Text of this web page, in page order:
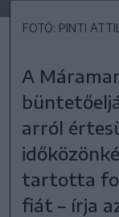
FOTÓ: PINTI
A
arról
tartotta
fiát – írja